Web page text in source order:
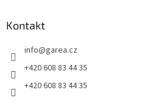
Kontakt
info@garea.cz
+420 608 83 44 35
+420 608 83 44 35